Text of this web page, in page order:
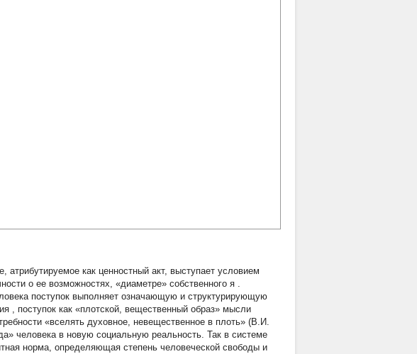
как ценностный акт, выступает условием
о ее возможностях, «диаметре» собственного я .
поступок выполняет означающую и структурирующую
, поступок как «плотской, вещественный образ» мысли
«вселять духовное, невещественное в плоть» (В.И.
человека в новую социальную реальность. Так в системе
норма, определяющая степень человеческой свободы и